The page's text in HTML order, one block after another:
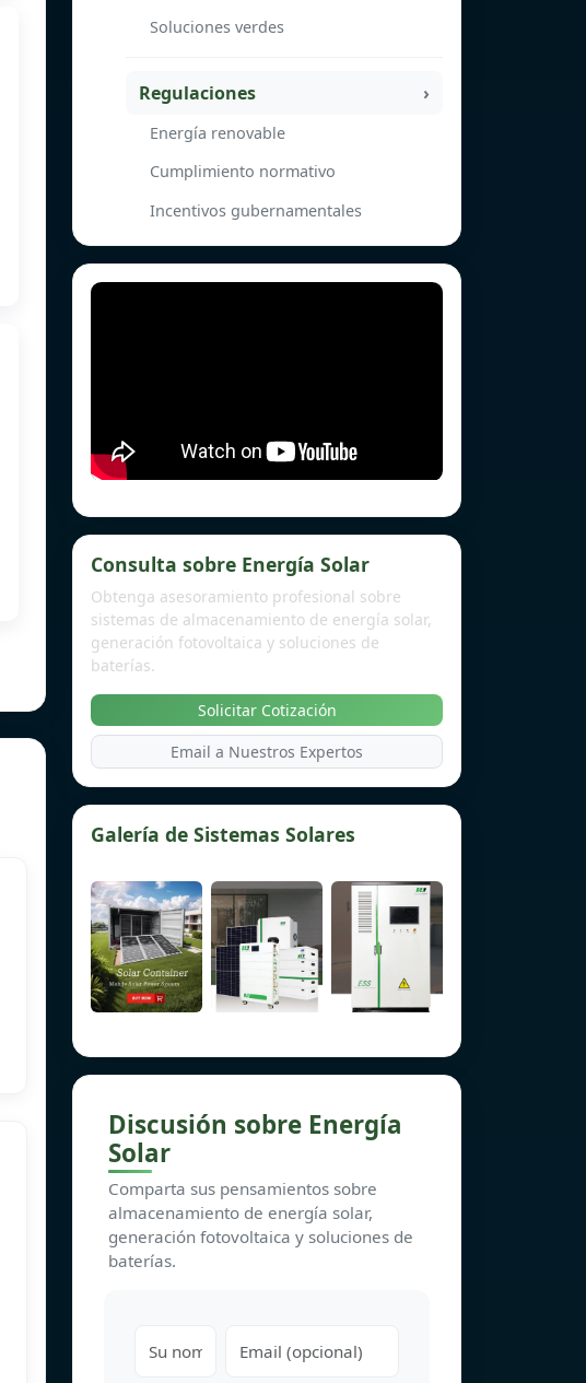
Soluciones verdes
Regulaciones
Energía renovable
Cumplimiento normativo
Incentivos gubernamentales
Consulta sobre Energía Solar
Obtenga asesoramiento profesional sobre
sistemas de almacenamiento de energía solar,
generación fotovoltaica y soluciones de
baterías.
Solicitar Cotización
Email a Nuestros Expertos
Galería de Sistemas Solares
Discusión sobre Energía
Solar
Comparta sus pensamientos sobre
almacenamiento de energía solar,
generación fotovoltaica y soluciones de
baterías.